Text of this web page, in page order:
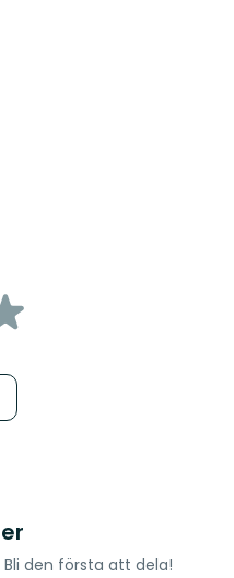
den första att dela!